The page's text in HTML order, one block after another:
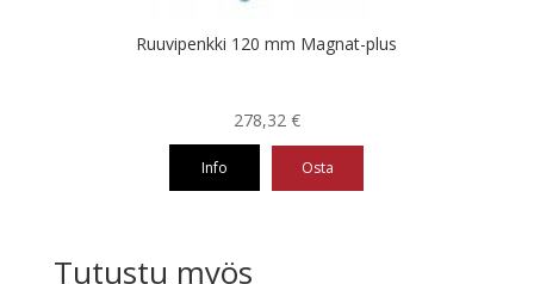
Ruuvipenkki 120 mm Magnat-plus
278,32 €
Info Osta
Tutustu myös